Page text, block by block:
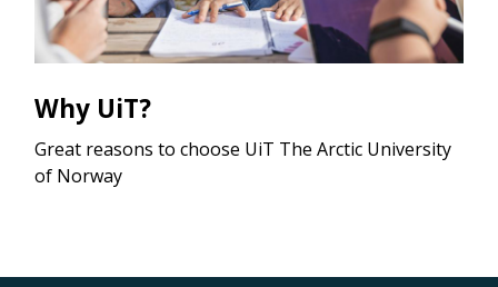
Why UiT?
Great reasons to choose UiT The Arctic University
of Norway